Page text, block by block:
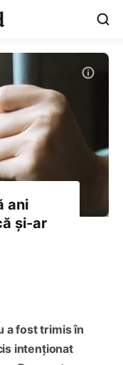
ani
și-ar
a fost trimis în
intenționat